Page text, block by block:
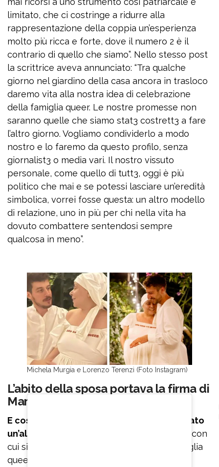
limitato, che ci costringe a ridurre alla
rappresentazione della coppia un’esperienza
molto più ricca e forte, dove il numero 2 è il
contrario di quello che siamo”. Nello stesso post
la scrittrice aveva annunciato: “Tra qualche
giorno nel giardino della casa ancora in trasloco
daremo vita alla nostra idea di celebrazione
della famiglia queer. Le nostre promesse non
saranno quelle che siamo stat3 costrett3 a fare
l’altro giorno. Vogliamo condividerlo a modo
nostro e lo faremo da questo profilo, senza
giornalist3 o media vari. Il nostro vissuto
personale, come quello di tutt3, oggi è più
politico che mai e se potessi lasciare un’eredità
simbolica, vorrei fosse questa: un altro modello
di relazione, uno in più per chi nella vita ha
dovuto combattere sentendosi sempre
qualcosa in meno”.
Michela Murgia e Lorenzo Terenzi (Foto Instagram)
L’abito della sposa portava la firma di
Maria Grazia Chiuri
E così è stato. Michela Murgia ha organizzato
un’altra cerimonia
, carica di gesti simbolici, con
cui si è “unita in matrimonio” con la sua famiglia
queer. Tra gli invitati, anche l’amico Roberto